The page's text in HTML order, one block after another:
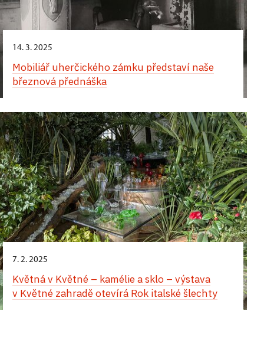
14. 3. 2025
Mobiliář uherčického zámku představí naše
březnová přednáška
7. 2. 2025
Květná v Květné – kamélie a sklo – výstava
v Květné zahradě otevírá Rok italské šlechty